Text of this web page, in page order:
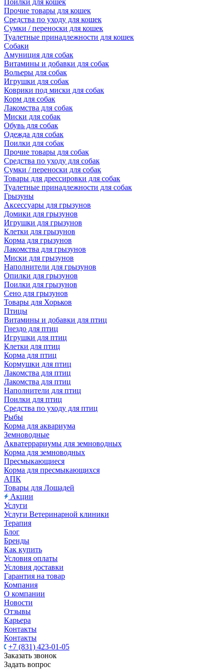
Поилки для кошек
Прочие товары для кошек
Средства по уходу для кошек
Сумки / переноски для кошек
Туалетные принадлежности для кошек
Собаки
Амуниция для собак
Витамины и добавки для собак
Вольеры для собак
Игрушки для собак
Коврики под миски для собак
Корм для собак
Лакомства для собак
Миски для собак
Обувь для собак
Одежда для собак
Поилки для собак
Прочие товары для собак
Средства по уходу для собак
Сумки / переноски для собак
Товары для дрессировки для собак
Туалетные принадлежности для собак
Грызуны
Аксессуары для грызунов
Домики для грызунов
Игрушки для грызунов
Клетки для грызунов
Корма для грызунов
Лакомства для грызунов
Миски для грызунов
Наполнители для грызунов
Опилки для грызунов
Поилки для грызунов
Сено для грызунов
Товары для Хорьков
Птицы
Витамины и добавки для птиц
Гнездо для птиц
Игрушки для птиц
Клетки для птиц
Корма для птиц
Кормушки для птиц
Лакомства для птиц
Лакомства для птиц
Наполнители для птиц
Поилки для птиц
Средства по уходу для птиц
Рыбы
Корма для аквариума
Земноводные
Акватеррариумы для земноводных
Корма для земноводных
Пресмыкающиеся
Корма для пресмыкающихся
АПК
Товары для Лошадей
Акции
Услуги
Услуги Ветеринарной клиники
Терапия
Блог
Бренды
Как купить
Условия оплаты
Условия доставки
Гарантия на товар
Компания
О компании
Новости
Отзывы
Карьера
Контакты
Контакты
+7 (831) 423-01-05
Заказать звонок
Задать вопрос